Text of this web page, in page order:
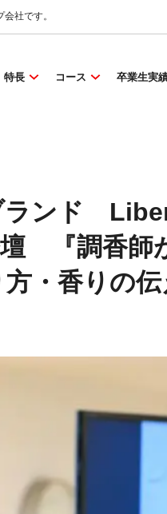
社です。
特長 コース 卒業生実
ランド
『調香師
・香りの伝